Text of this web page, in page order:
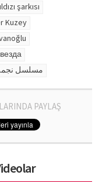
şarkısı
Kuzey
مسلسل
PAYLAŞ